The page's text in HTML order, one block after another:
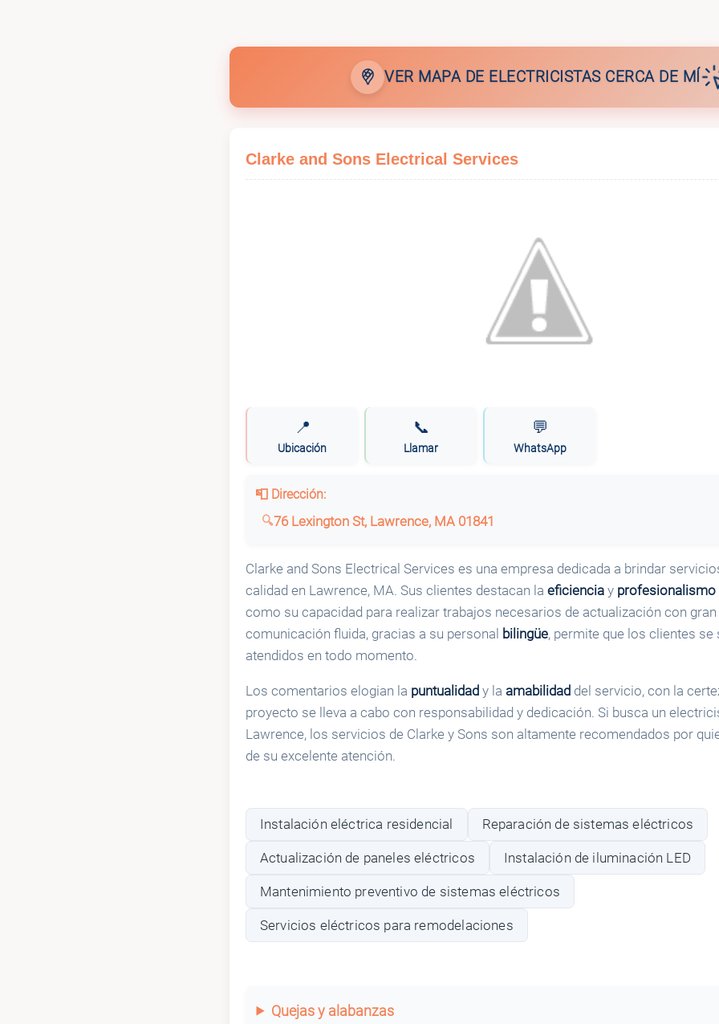
VER MAPA DE ELECTRICISTAS CERCA DE MÍ
Clarke and Sons Electrical Services
📍
Ubicación
📞
Llamar
💬
WhatsApp
📮 Dirección:
76 Lexington St, Lawrence, MA 01841
Clarke and Sons Electrical Services es una empresa dedicada a brindar
calidad en Lawrence, MA. Sus clientes destacan la eficienciay profesionalismo
como su capacidad para realizar trabajos necesarios de actualización con gran
comunicación fluida, gracias a su personal bilingüe, permite que los clientes
atendidos en todo momento.
Los comentarios elogian la puntualidady la amabilidaddel servicio, con la
proyecto se lleva a cabo con responsabilidad y dedicación. Si busca un
Lawrence, los servicios de Clarke y Sons son altamente recomendados por
de su excelente atención.
Instalación eléctrica residencial Reparación de sistemas eléctricos
Actualización de paneles eléctricos Instalación de iluminación LED
Mantenimiento preventivo de sistemas eléctricos
Servicios eléctricos para remodelaciones
Quejas y alabanzas